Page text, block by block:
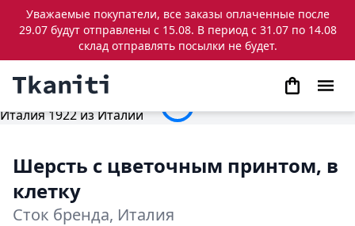
Уважаемые покупатели, все заказы оплаченные после
29.07 будут отправлены с 15.08. В период с 31.07 по 14.08
склад отправлять посылки не будет.
Шерсть с цветочным принтом, в
клетку
Сток бренда, Италия